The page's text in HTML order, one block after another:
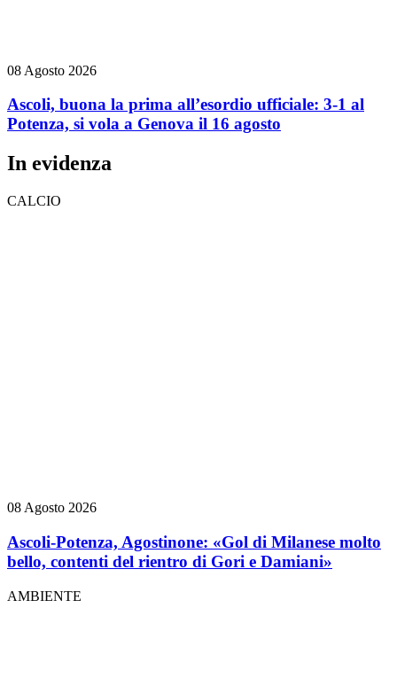
08 Agosto 2026
Ascoli, buona la prima all’esordio ufficiale: 3-1 al
Potenza, si vola a Genova il 16 agosto
In evidenza
CALCIO
08 Agosto 2026
Ascoli-Potenza, Agostinone: «Gol di Milanese molto
bello, contenti del rientro di Gori e Damiani»
AMBIENTE